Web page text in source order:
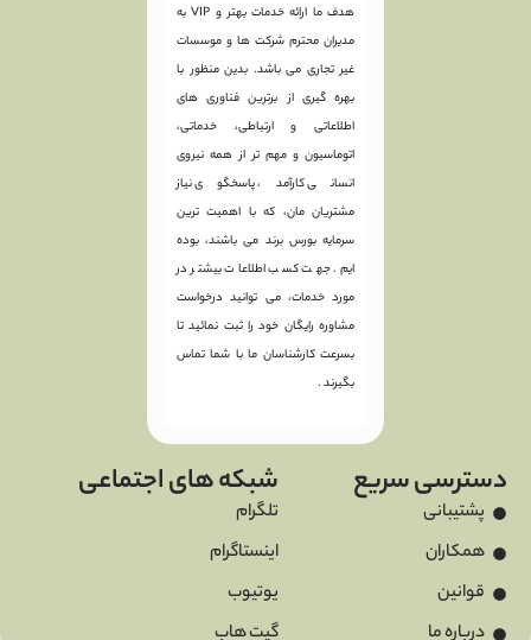
هدف ما ارائه خدمات بهتر و VIP به
مدیران محترم شرکت ها و موسسات
غیر تجاری می باشد. بدین منظور با
بهره گیری از برترین فناوری های
اطلاعاتی و ارتباطی، خدماتی،
اتوماسیون و مهم تر از همه نیروی
انسانی کارآمد، پاسخگوی نیاز
مشتریان مان، که با اهمیت ترین
سرمایه بورس برند می باشند، بوده
ایم. جهت کسب اطلاعات بیشتر در
مورد خدمات، می توانید درخواست
مشاوره رایگان خود را ثبت نمائید تا
بسرعت کارشناسان ما با شما تماس
بگیرند .
دسترسی سریع
پشتیبانی
همکاران
قوانین
شبکه های اجتماعی
تلگرام
اینستاگرام
یوتیوب